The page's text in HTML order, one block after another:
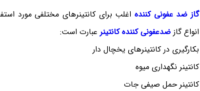
گاز ضد عفونی کننده اغلب برای کانتینرهای مختلفی مورد
انواع گاز ضدعفونی کننده کانتینر عبارت است:
بکارگیری در کانتینرهای یخچال دار
کانتینر نگهداری میوه
کانتینر حمل صیفی جات